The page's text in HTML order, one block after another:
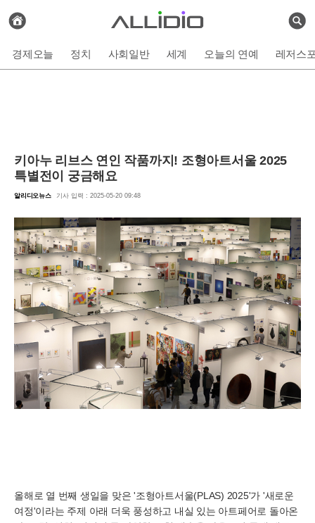
검
전
체
사
보
기
경제오늘 정치 사회일반 세계 오늘의 연예 레저스
키아누 리브스 연인 작품까지! 조형아트서울 2025
특별전이 궁금해요
알리디오뉴스 기사 입력 : 2025-05-20 09:48
올해로 열 번째 생일을 맞은 '조형아트서울(PLAS) 2025'가 '새로운
여정'이라는 주제 아래 더욱 풍성하고 내실 있는 아트페어로 돌아온